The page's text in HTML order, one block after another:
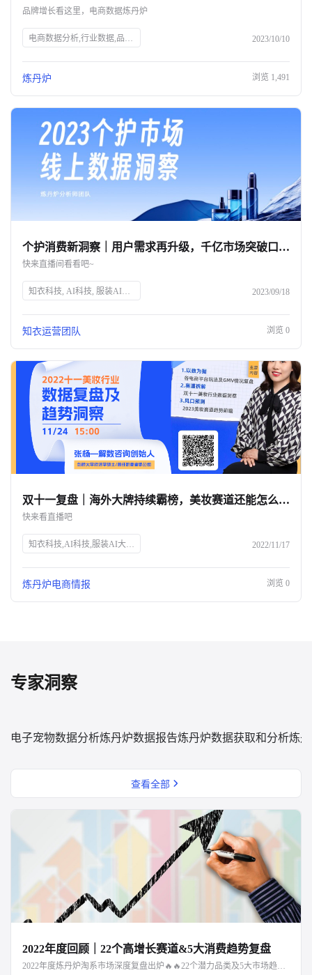
品牌增长看这里，电商数据炼丹炉
电商数据分析,行业数据,品牌数据,店铺数据,商品数据,炼丹炉,全域数据覆盖,市场规模,行业发展趋势 2023/10/10
炼丹炉 浏览 1,491
个护消费新洞察｜用户需求再升级，千亿市场突破口究竟在何方？
快来直播间看看吧~
知衣科技, AI科技, 服装AI大数据, 个护消费趋势, 消费者需求, 个人护理, 精细化消费, 品牌突破, 直播预告, 数据洞察 2023/09/18
知衣运营团队 浏览 0
双十一复盘｜海外大牌持续霸榜，美妆赛道还能怎么玩？-杭州知衣科技
快来看直播吧
知衣科技,AI科技,服装AI大数据,双十一,美妆行业,数据洞察,电商直播,炼丹炉Talk,张杨,解数咨询,电商趋势,GMV分析,市场变化,品牌增长,获客成本,未来趋势 2022/11/17
炼丹炉电商情报 浏览 0
专家洞察
电子宠物数据分析炼丹炉数据报告炼丹炉数据获取和分析炼
查看全部
2022年度回顾｜22个高增长赛道&5大消费趋势复盘
2022年度炼丹炉淘系市场深度复盘出炉🔥🔥22个潜力品类及5大市场趋势解读，点击文章阅读～